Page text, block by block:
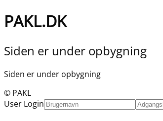
PAKL.DK
Siden er under opbygning
Siden er under opbygning
© PAKL
User Login